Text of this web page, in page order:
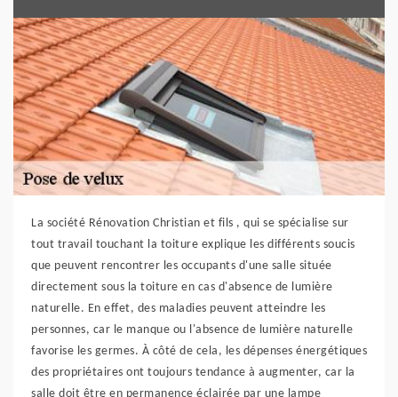
La société Rénovation Christian et fils , qui se spécialise sur
tout travail touchant la toiture explique les différents soucis
que peuvent rencontrer les occupants d'une salle située
directement sous la toiture en cas d'absence de lumière
naturelle. En effet, des maladies peuvent atteindre les
personnes, car le manque ou l'absence de lumière naturelle
favorise les germes. À côté de cela, les dépenses énergétiques
des propriétaires ont toujours tendance à augmenter, car la
salle doit être en permanence éclairée par une lampe